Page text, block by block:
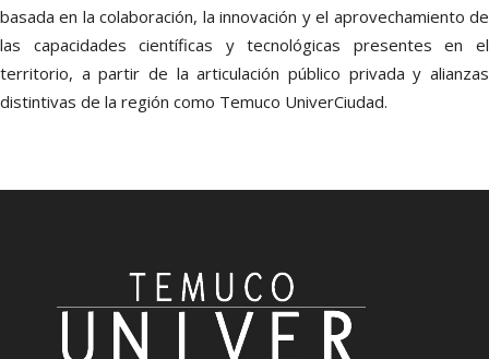
basada en la colaboración, la innovación y el aprovechamiento de
las capacidades científicas y tecnológicas presentes en el
territorio, a partir de la articulación público privada y alianzas
distintivas de la región como Temuco UniverCiudad.